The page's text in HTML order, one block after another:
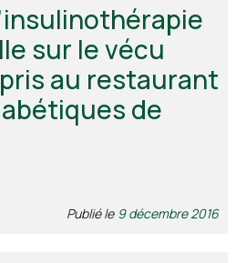
sur le vécu
au restaurant
de
Publié le 9 décembre 2016